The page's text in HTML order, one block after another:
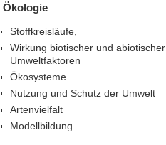
Ökologie
Stoffkreisläufe,
Wirkung biotischer und abiotischer
Umweltfaktoren
Ökosysteme
Nutzung und Schutz der Umwelt
Artenvielfalt
Modellbildung